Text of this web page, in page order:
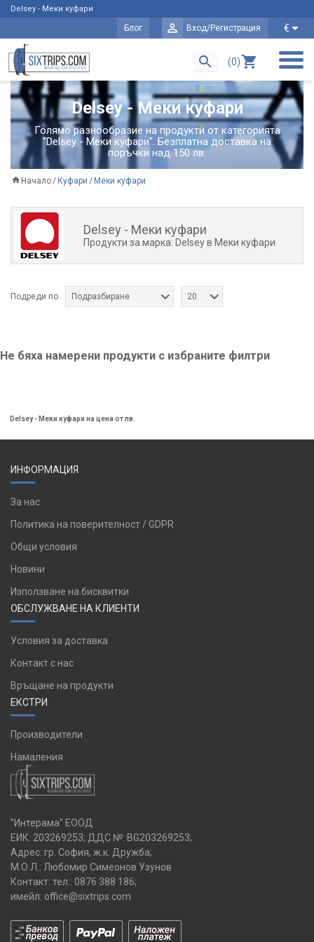
Delsey - Меки куфари
Блог Вход/Регистрация €
(0)
Delsey - Меки куфари
Голямо разнообразие на продукти от категорията
"Delsey - Меки куфари". Безплатна доставка на
поръчки над 150 лв.
Начало Куфари Меки куфари
Delsey - Меки куфари
Продукти за марка: Delsey в Меки куфари
Подреди по Подразбиране 20
Не бяха намерени продукти с избраните филтри
Delsey - Меки куфари на цена от лв.
ИНФОРМАЦИЯ
За нас
Политика на поверителност / GDPR
Общи условия
Новини
Използване на бисквитки
ОБСЛУЖВАНЕ НА КЛИЕНТИ
Условия за доставка
Контакт с нас
Връщане на продукти
ЕКСТРИ
Производители
Намаления
"Интерама" ЕООД
ЕИК: 203269253; ДДС №: BG203269253;
Адрес: гр. София, ж.к. Дружба;
М.О.Л.: Любомир Симеонов Узунов
Контакт: тел.: 0876 388 186;
имейл: office@sixtrips.com